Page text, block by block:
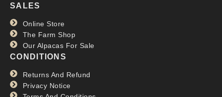
SALES
Online Store
The Farm Shop
Our Alpacas For Sale
CONDITIONS
Returns And Refund
Privacy Notice